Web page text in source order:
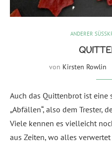
ANDERER
von Kirsten Rowlin
Auch das Quittenbrot ist eine
„Abfällen“, also dem Trester,
Viele kennen es vielleicht
aus Zeiten, wo alles